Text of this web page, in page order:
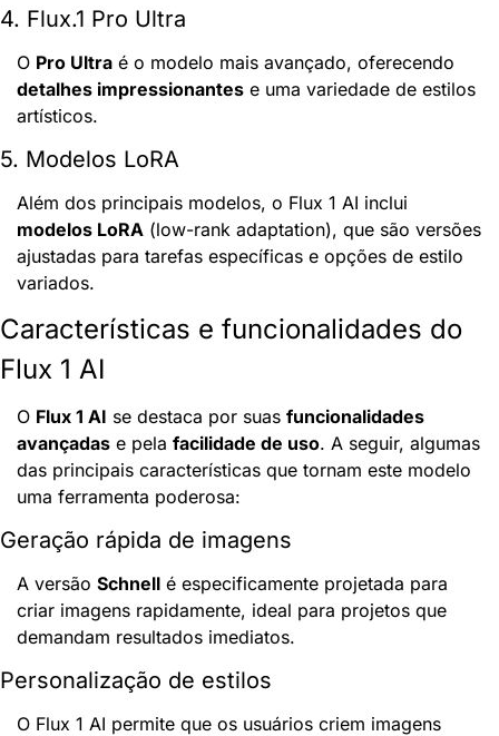
4. Flux.1 Pro Ultra
O Pro Ultra
detalhes impressionantes e uma variedade de estilos
artísticos.
5. Modelos LoRA
modelos LoRA (low-rank adaptation), que são versões
ajustadas para tarefas específicas e opções de estilo
variados.
Características e funcionalidades do
Flux 1 AI
O Flux 1 AI se destaca por suas funcionalidades
avançadas e pela facilidade de uso. A seguir, algumas
das principais características que tornam este modelo
uma ferramenta poderosa:
Geração rápida de imagens
A versão Schnell é especificamente projetada para
criar imagens rapidamente, ideal para projetos que
demandam resultados imediatos.
Personalização de estilos
O Flux 1 AI permite que os usuários criem imagens